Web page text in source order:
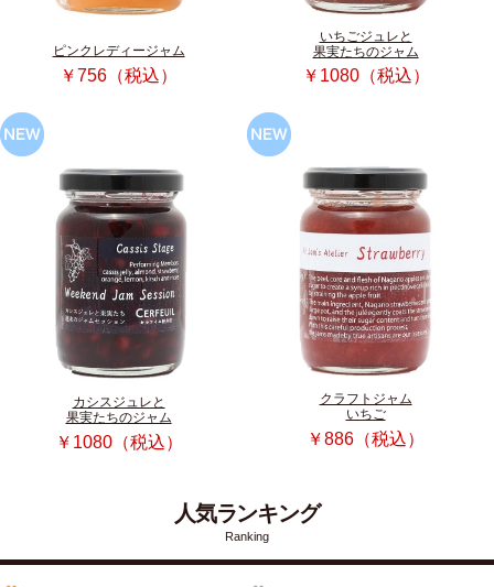
ピンクレディージャム
￥756（税込）
いちごジュレと
果実たちのジャム
￥1080（税込）
カシスジュレと
果実たちのジャム
￥1080（税込）
クラフトジャム
いちご
￥886（税込）
人気ランキング
Ranking